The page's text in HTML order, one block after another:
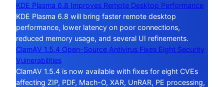
KDE Plasma 6.8 Improves Remote Desktop Performance
KDE Plasma 6.8 will bring faster remote desktop
performance, lower latency on poor connections,
reduced memory usage, and several UI refinements.
ClamAV 1.5.4 Open-Source Antivirus Fixes Eight Security
Vulnerabilities
ClamAV 1.5.4 is now available with fixes for eight CVEs
affecting ZIP, PDF, Mach-O, XAR, UnRAR, PE processing,